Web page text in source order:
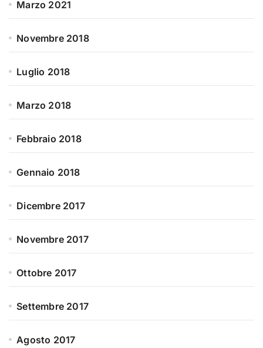
Marzo 2021
Novembre 2018
Luglio 2018
Marzo 2018
Febbraio 2018
Gennaio 2018
Dicembre 2017
Novembre 2017
Ottobre 2017
Settembre 2017
Agosto 2017